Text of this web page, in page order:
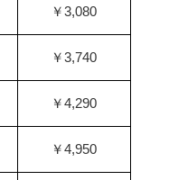
￥3,080
￥3,740
￥4,290
￥4,950